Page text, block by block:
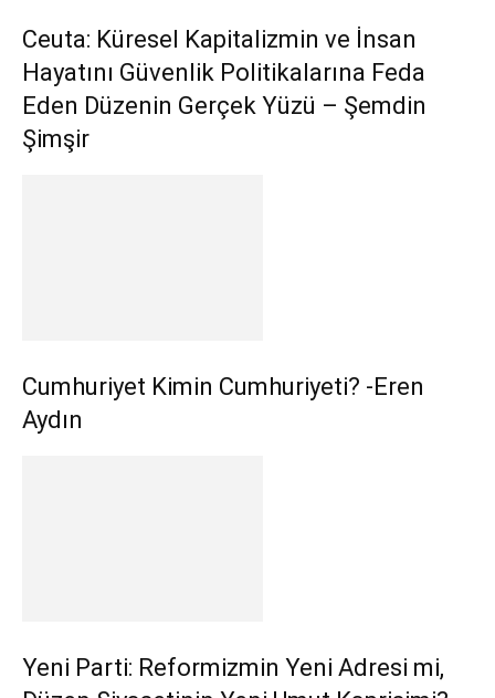
Ceuta: Küresel Kapitalizmin ve İnsan
Hayatını Güvenlik Politikalarına Feda
Eden Düzenin Gerçek Yüzü – Şemdin
Şimşir
Cumhuriyet Kimin Cumhuriyeti? -Eren
Aydın
Yeni Parti: Reformizmin Yeni Adresi mi,